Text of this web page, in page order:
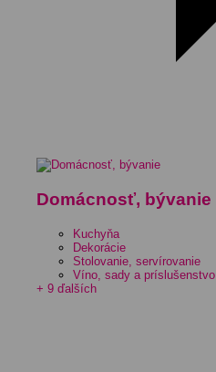
Domácnosť, bývanie
Kuchyňa
Dekorácie
Stolovanie, servírovanie
Víno, sady a príslušenstvo
+ 9 ďalších